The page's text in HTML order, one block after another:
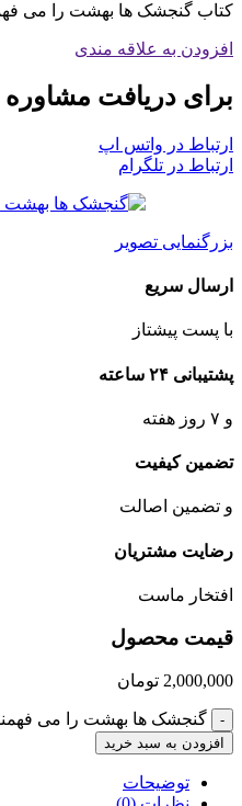
کتاب گنجشک ها بهشت را می
افزودن به علاقه مندی
برای دریافت مشاوره
ارتباط در واتس اپ
ارتباط در تلگرام
بزرگنمایی تصویر
ارسال سریع
با پست پیشتاز
پشتیبانی ۲۴ ساعته
و ۷ روز هفته
تضمین کیفیت
و تضمین اصالت
رضایت مشتریان
افتخار ماست
قیمت محصول
2,000,000 تومان
- گنجشک ها بهشت را می
افزودن به سبد خرید
توضیحات